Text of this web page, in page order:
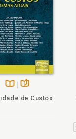
p. 108
114
p. 159
Premissa básica, p.
da estrutura
índices redituais e
gerais, p. 97
p. 92
coeficientes, p. 91
de Custos